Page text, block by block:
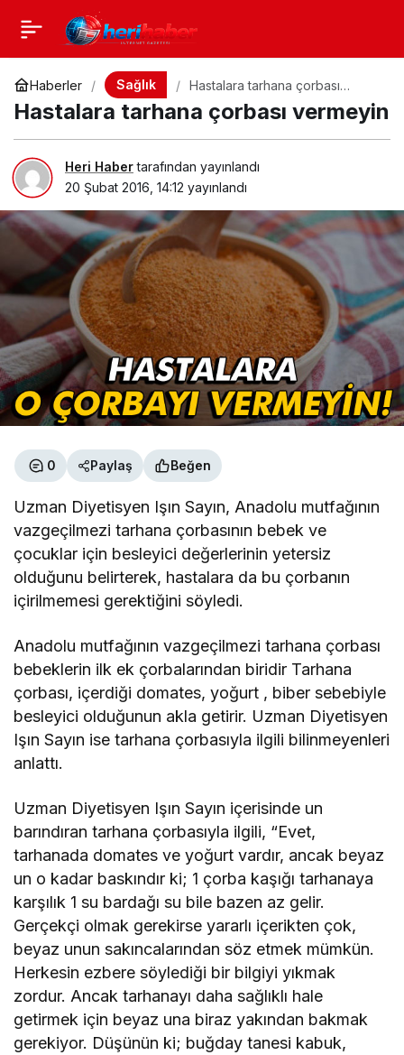
Haberler Sağlık
Hastalara tarhana çorbası
Hastalara tarhana çorbası vermeyin
Heri Habertarafından yayınlandı
20 Şubat 2016, 14:12 yayınlandı
0 Paylaş Beğen
Uzman Diyetisyen Işın Sayın, Anadolu mutfağının
vazgeçilmezi tarhana çorbasının bebek ve
çocuklar için besleyici değerlerinin yetersiz
olduğunu belirterek, hastalara da bu çorbanın
içirilmemesi gerektiğini söyledi.
Anadolu mutfağının vazgeçilmezi tarhana çorbası
bebeklerin ilk ek çorbalarından biridir Tarhana
çorbası, içerdiği domates, yoğurt , biber sebebiyle
besleyici olduğunun akla getirir. Uzman Diyetisyen
Işın Sayın ise tarhana çorbasıyla ilgili bilinmeyenleri
anlattı.
Uzman Diyetisyen Işın Sayın içerisinde un
barındıran tarhana çorbasıyla ilgili, “Evet,
tarhanada domates ve yoğurt vardır, ancak beyaz
un o kadar baskındır ki; 1 çorba kaşığı tarhanaya
karşılık 1 su bardağı su bile bazen az gelir.
Gerçekçi olmak gerekirse yararlı içerikten çok,
beyaz unun sakıncalarından söz etmek mümkün.
Herkesin ezbere söylediği bir bilgiyi yıkmak
zordur. Ancak tarhanayı daha sağlıklı hale
getirmek için beyaz una biraz yakından bakmak
gerekiyor. Düşünün ki; buğday tanesi kabuk,